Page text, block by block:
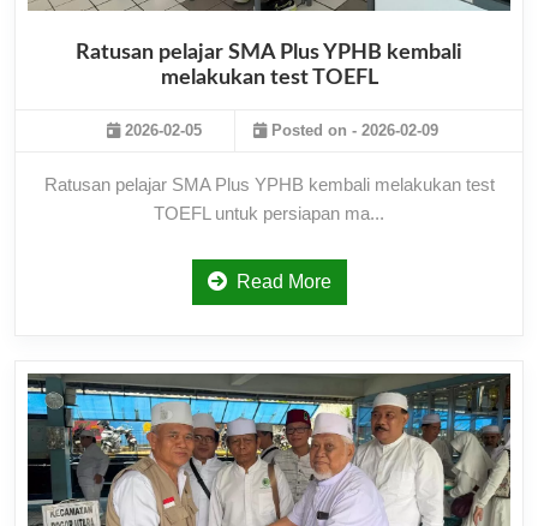
Ratusan pelajar SMA Plus YPHB kembali
melakukan test TOEFL
2026-02-05 Posted on - 2026-02-09
Ratusan pelajar SMA Plus YPHB kembali melakukan test
TOEFL untuk persiapan ma...
Read More